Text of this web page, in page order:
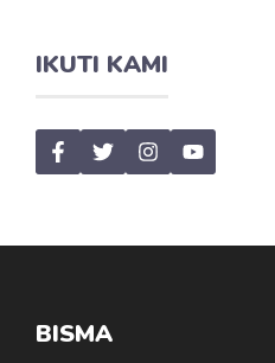
IKUTI KAMI
BISMA